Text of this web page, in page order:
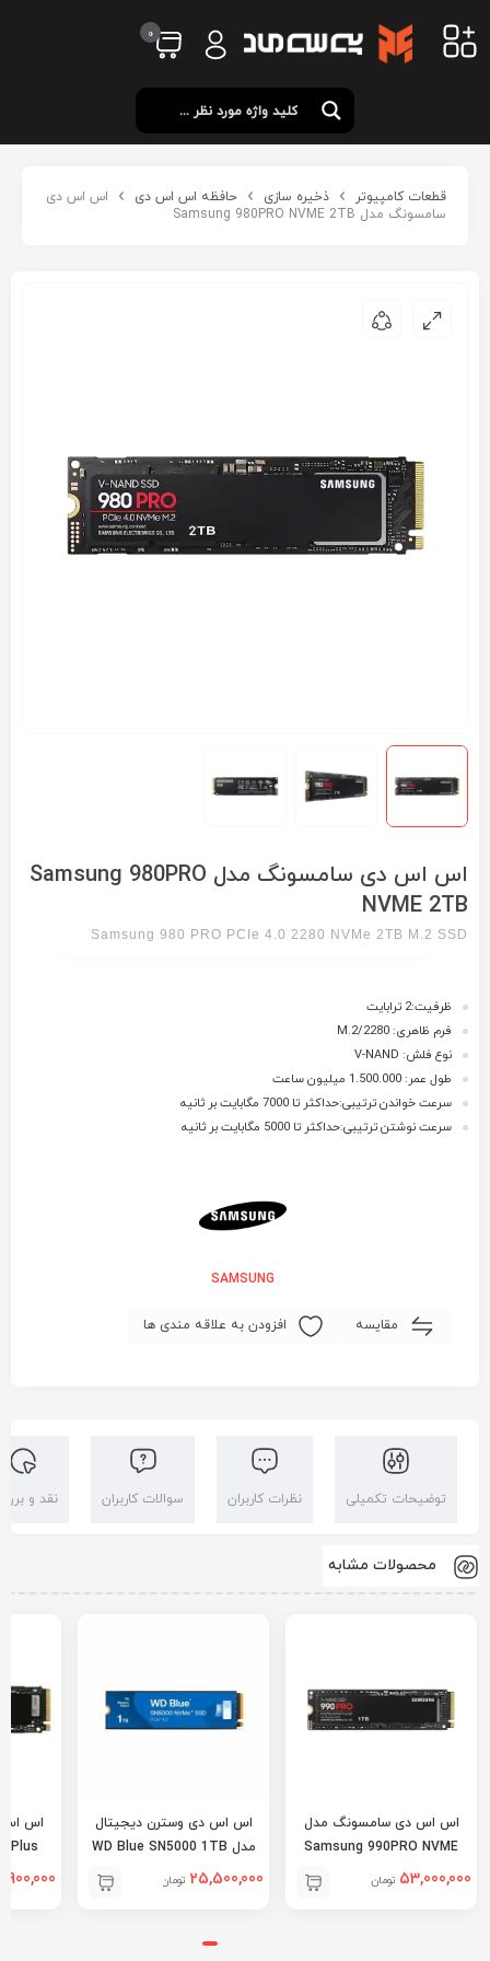
0
قطعات کامپیوتر ذخیره سازی حافظه اس اس دی
اس اس دی
سامسونگ مدل Samsung 980PRO NVME 2TB
اس اس دی سامسونگ مدل Samsung 980PRO
NVME 2TB
Samsung 980 PRO PCIe 4.0 2280 NVMe 2TB M.2 SSD
ظرفیت:2 ترابایت
فرم ظاهری: M.2/2280
نوع فلش: V-NAND
طول عمر: 1.500.000 میلیون ساعت
سرعت خواندن ترتیبی:حداکثر تا 7000 مگابایت بر ثانیه
سرعت نوشتن ترتیبی:حداکثر تا 5000 مگابایت بر ثانیه
SAMSUNG
مقایسه افزودن به علاقه مندی ها
توضیحات تکمیلی نظرات کاربران سوالات کاربران نقد و
محصولات مشابه
اس اس دی سامسونگ مدل
Samsung 990PRO NVME
53,000,000 تومان
اس اس دی وسترن دیجیتال
مدل WD Blue SN5000 1TB
25,500,000 تومان
اس اس
Plus